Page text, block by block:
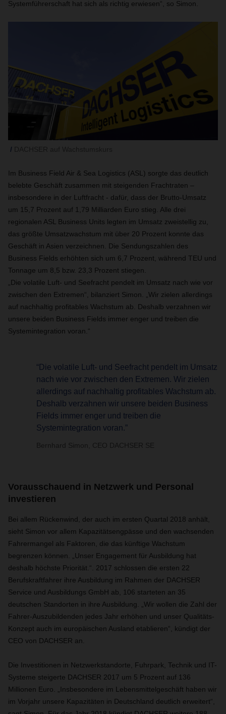
Systemführerschaft hat sich als richtig erwiesen“, so Simon.
Im Business Field Air & Sea Logistics (ASL) sorgte das deutlich
belebte Geschäft zusammen mit steigenden Frachtraten –
insbesondere in der Luftfracht - dafür, dass der Brutto-Umsatz
um 15,7 Prozent auf 1,79 Milliarden Euro stieg. Alle drei
regionalen ASL Business Units legten im Umsatz zweistellig zu,
das größte Umsatzwachstum mit über 20 Prozent konnte das
Geschäft in Asien verzeichnen. Die Sendungszahlen des
Business Fields erhöhten sich um 6,7 Prozent, während TEU und
Tonnage um 8,5 bzw. 23,3 Prozent stiegen.
„Die volatile Luft- und Seefracht pendelt im Umsatz nach wie vor
zwischen den Extremen“, bilanziert Simon. „Wir zielen allerdings
auf nachhaltig profitables Wachstum ab. Deshalb verzahnen wir
unsere beiden Business Fields immer enger und treiben die
Systemintegration voran.“
“Die volatile Luft- und Seefracht pendelt im Umsatz
nach wie vor zwischen den Extremen. Wir zielen
allerdings auf nachhaltig profitables Wachstum ab.
Deshalb verzahnen wir unsere beiden Business
Fields immer enger und treiben die
Systemintegration voran.”
Bernhard Simon, CEO DACHSER SE
Vorausschauend in Netzwerk und Personal
investieren
Bei allem Rückenwind, der auch im ersten Quartal 2018 anhält,
sieht Simon vor allem Kapazitätsengpässe und den wachsenden
Fahrermangel als Faktoren, die das künftige Wachstum
begrenzen können. „Unser Engagement für Ausbildung hat
deshalb höchste Priorität.“. 2017 schlossen die ersten 22
Berufskraftfahrer ihre Ausbildung im Rahmen der DACHSER
Service und Ausbildungs GmbH ab, 106 starteten an 35
deutschen Standorten in ihre Ausbildung. „Wir wollen die Zahl der
Fahrer-Auszubildenden jedes Jahr erhöhen und unser Qualitäts-
Konzept auch im europäischen Ausland etablieren“, kündigt der
CEO von DACHSER an.
Die Investitionen in Netzwerkstandorte, Fuhrpark, Technik und IT-
Systeme steigerte DACHSER 2017 um 5 Prozent auf 136
Millionen Euro. „Insbesondere im Lebensmittelgeschäft haben wir
im Vorjahr unsere Kapazitäten in Deutschland deutlich erweitert“,